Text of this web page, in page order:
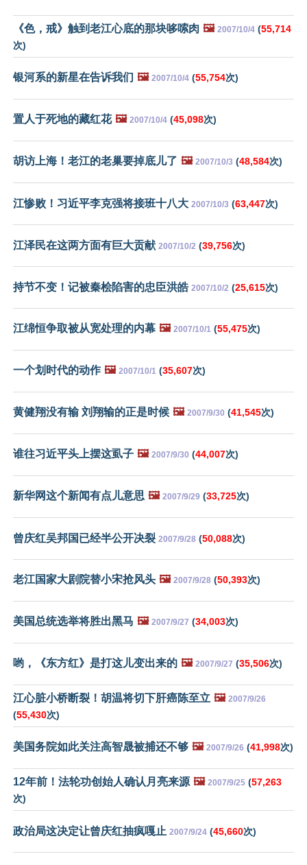
《色，戒》触到老江心底的那块哆嗦肉 🖼️ 2007/10/4 (55,714
次)
银河系的新星在告诉我们 🖼️ 2007/10/4 (55,754次)
置人于死地的藏红花 🖼️ 2007/10/4 (45,098次)
胡访上海！老江的老巢要掉底儿了 🖼️ 2007/10/3 (48,584次)
江惨败！习近平李克强将接班十八大 2007/10/3 (63,447次)
江泽民在这两方面有巨大贡献 2007/10/2 (39,756次)
持节不变！记被秦桧陷害的忠臣洪皓 2007/10/2 (25,615次)
江绵恒争取被从宽处理的内幕 🖼️ 2007/10/1 (55,475次)
一个划时代的动作 🖼️ 2007/10/1 (35,607次)
黄健翔没有输 刘翔输的正是时候 🖼️ 2007/9/30 (41,545次)
谁往习近平头上摆这虱子 🖼️ 2007/9/30 (44,007次)
新华网这个新闻有点儿意思 🖼️ 2007/9/29 (33,725次)
曾庆红吴邦国已经半公开决裂 2007/9/28 (50,088次)
老江国家大剧院替小宋抢风头 🖼️ 2007/9/28 (50,393次)
美国总统选举将胜出黑马 🖼️ 2007/9/27 (34,003次)
哟，《东方红》是打这儿变出来的 🖼️ 2007/9/27 (35,506次)
江心脏小桥断裂！胡温将切下肝癌陈至立 🖼️ 2007/9/26
(55,430次)
美国务院如此关注高智晟被捕还不够 🖼️ 2007/9/26 (41,998次)
12年前！法轮功创始人确认月亮来源 🖼️ 2007/9/25 (57,263
次)
政治局这决定让曾庆红抽疯嘎止 2007/9/24 (45,660次)